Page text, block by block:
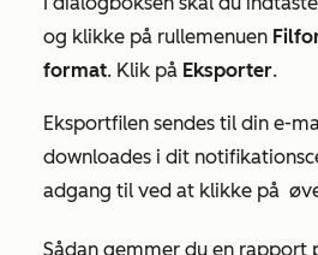
og klikke på rullemenuen
format. Klik på Eksporter.
Eksportfilen sendes til din e-
downloades i dit
adgang til ved at klikke på
Sådan gemmer du en rapport